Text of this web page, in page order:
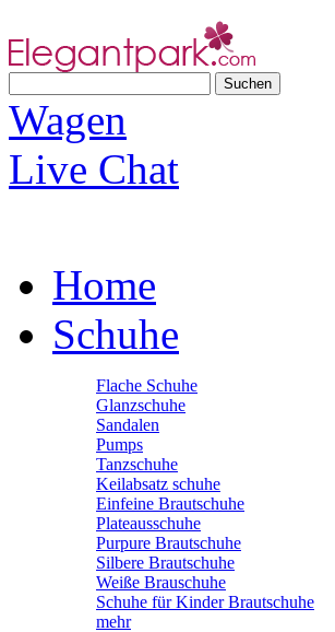
Wagen
Live Chat
Home
Schuhe
Flache Schuhe
Glanzschuhe
Sandalen
Pumps
Tanzschuhe
Keilabsatz schuhe
Einfeine Brautschuhe
Plateausschuhe
Purpure Brautschuhe
Silbere Brautschuhe
Weiße Brauschuhe
Schuhe für Kinder Brautschuhe
mehr